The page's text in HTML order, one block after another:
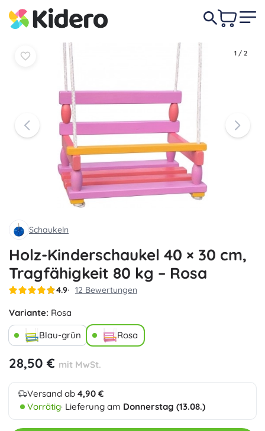
1 / 2
Schaukeln
Holz-Kinderschaukel 40 × 30 cm,
Tragfähigkeit 80 kg – Rosa
4.9 12 Bewertungen
Variante: Rosa
Blau-grün
Rosa
28,50 € mit MwSt.
Versand ab 4,90 €
Vorrätig· Lieferung am Donnerstag (13.08.)
28,50 €
In den